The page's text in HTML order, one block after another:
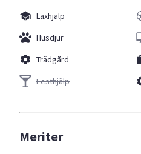
Läxhjälp
Husdjur
Trädgård
Festhjälp
Meriter